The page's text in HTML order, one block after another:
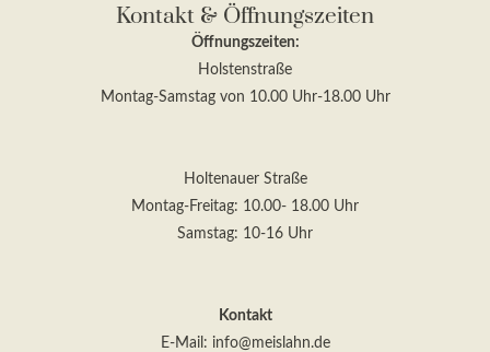
Kontakt & Öffnungszeiten
Öffnungszeiten:
Holstenstraße
Montag-Samstag von 10.00 Uhr-18.00 Uhr
Holtenauer Straße
Montag-Freitag: 10.00- 18.00 Uhr
Kontakt
E-Mail: info@meislahn.de